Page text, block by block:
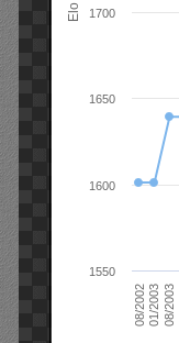
Elo
08/200201/200308/2003
1600
1650
1700
1550